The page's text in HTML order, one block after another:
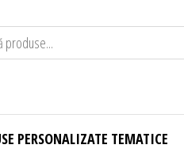
PERSONALIZATE TEMATICE